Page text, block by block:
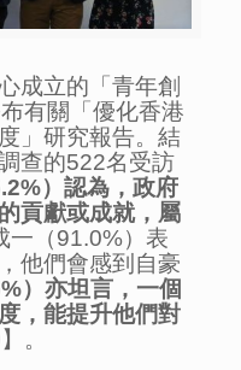
成立的「青年創
有關「優化香港
」研究報告。結
查的522名受訪
）認為，政府
貢獻或成就，屬
一（91.0%）表
他們會感到自豪
）亦坦言，一個
，能提升他們對
。